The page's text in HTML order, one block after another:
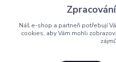
Tomáš Vlček
+420 702 090 443
volejte od 9,00 - 20,00 hod
info@elektromaterial.cz
Náš e-shop a partneři potřebují
cookies, aby Vám mohli